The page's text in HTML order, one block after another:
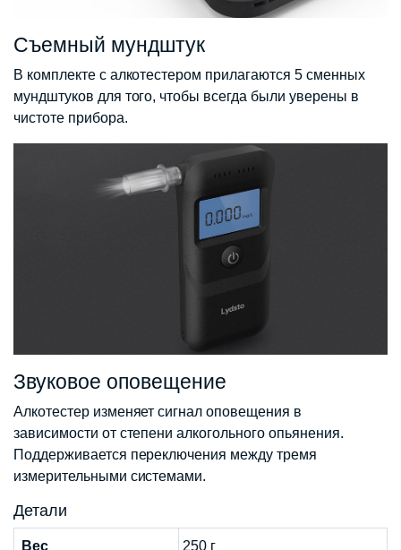
Съемный мундштук
В комплекте с алкотестером прилагаются 5 сменных
мундштуков для того, чтобы всегда были уверены в
чистоте прибора.
Звуковое оповещение
Алкотестер изменяет сигнал оповещения в
зависимости от степени алкогольного опьянения.
Поддерживается переключения между тремя
измерительными системами.
Детали
Вес 250 г